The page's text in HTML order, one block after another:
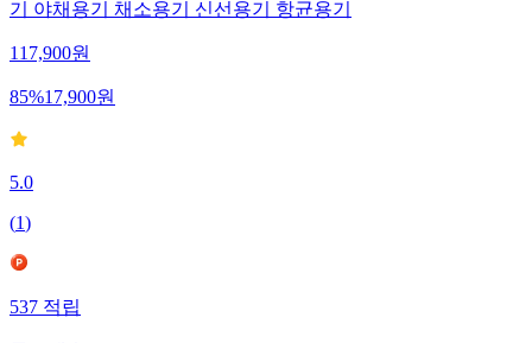
기 야채용기 채소용기 신선용기 항균용기
117,900원
85%17,900원
5.0
(1)
537적립